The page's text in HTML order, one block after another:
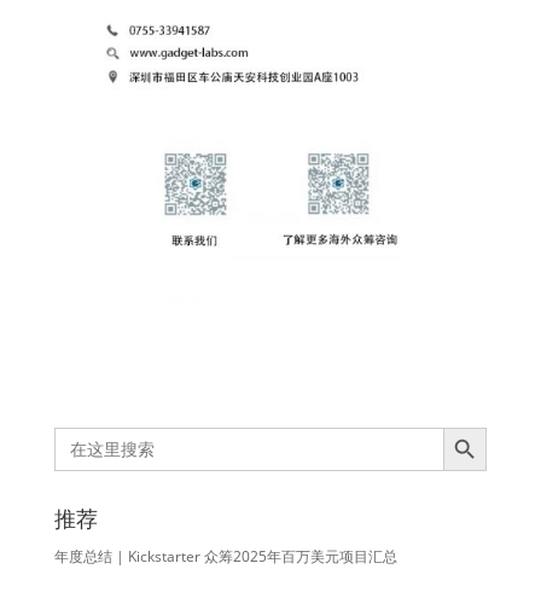
Search
for:
Search Button
推荐
年度总结 | Kickstarter 众筹2025年百万美元项目汇总